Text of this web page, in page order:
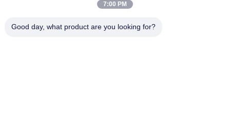
7:00 PM
Good day, what product are you looking for?